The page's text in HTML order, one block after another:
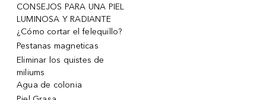
CONSEJOS PARA UNA PIEL
LUMINOSA Y RADIANTE
¿Cómo cortar el felequillo?
Pestanas magneticas
Eliminar los quistes de
miliums
Agua de colonia